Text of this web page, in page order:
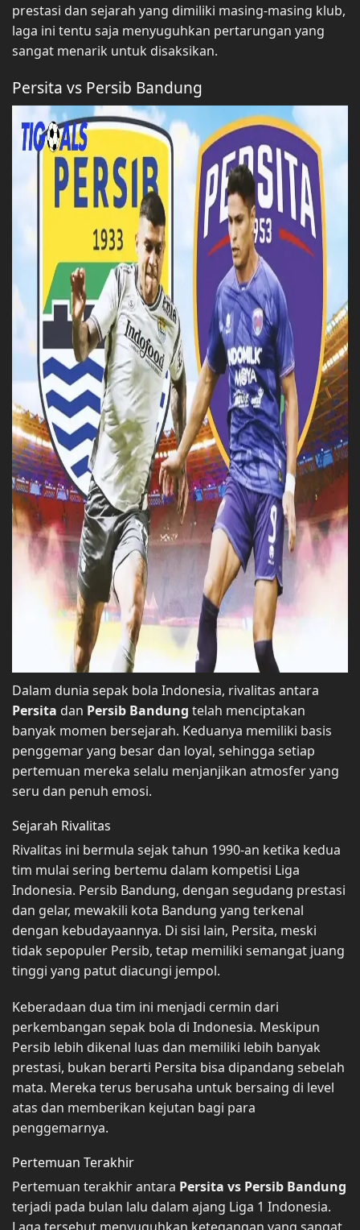
prestasi dan sejarah yang dimiliki masing-masing klub,
laga ini tentu saja menyuguhkan pertarungan yang
sangat menarik untuk disaksikan.
Persita vs Persib Bandung
Dalam dunia sepak bola Indonesia, rivalitas antara
Persita dan Persib Bandung telah menciptakan
banyak momen bersejarah. Keduanya memiliki basis
penggemar yang besar dan loyal, sehingga setiap
pertemuan mereka selalu menjanjikan atmosfer yang
seru dan penuh emosi.
Sejarah Rivalitas
Rivalitas ini bermula sejak tahun 1990-an ketika kedua
tim mulai sering bertemu dalam kompetisi Liga
Indonesia. Persib Bandung, dengan segudang prestasi
dan gelar, mewakili kota Bandung yang terkenal
dengan kebudayaannya. Di sisi lain, Persita, meski
tidak sepopuler Persib, tetap memiliki semangat juang
tinggi yang patut diacungi jempol.
Keberadaan dua tim ini menjadi cermin dari
perkembangan sepak bola di Indonesia. Meskipun
Persib lebih dikenal luas dan memiliki lebih banyak
prestasi, bukan berarti Persita bisa dipandang sebelah
mata. Mereka terus berusaha untuk bersaing di level
atas dan memberikan kejutan bagi para
penggemarnya.
Pertemuan Terakhir
Pertemuan terakhir antara Persita vs Persib Bandung
terjadi pada bulan lalu dalam ajang Liga 1 Indonesia.